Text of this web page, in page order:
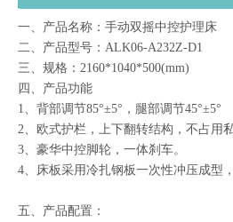
一、产品名称：手动双摇中控护理床
二、产品型号：ALK06-A232Z-D1
三、规格：2160*1040*500(mm)
四、产品功能
1、背部调节85°±5°，腿部调节45°±5°
2、欧式护栏，上下翻转结构，不占用
3、豪华中控脚轮，一体刹车。
4、床板采用冷扎钢板一次性冲压成型
五、产品配置：